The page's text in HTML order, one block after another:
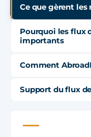
Ce que gèrent
Pourquoi les flux
importants
Comment
Support du flux